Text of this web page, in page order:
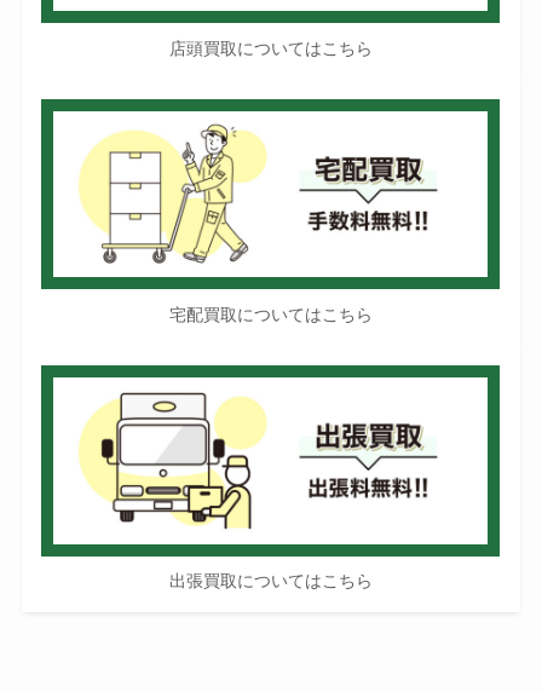
店頭買取についてはこちら
宅配買取についてはこちら
出張買取についてはこちら